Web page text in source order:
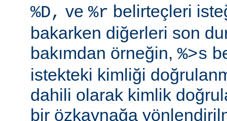
%D, ve %r belirteçleri
bakarken diğerleri son
bakımdan örneğin, %>s
istekteki kimliği
dahili olarak kimlik
bir özkaynağa